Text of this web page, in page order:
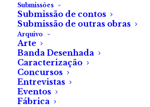
Submissões
Submissão de contos
Submissão de outras obras
Arquivo
Arte
Banda Desenhada
Caracterização
Concursos
Entrevistas
Eventos
Fábrica
Escuta Activa
deLiliana Duarte Pereira
As borrachas gordas encaixavam-se